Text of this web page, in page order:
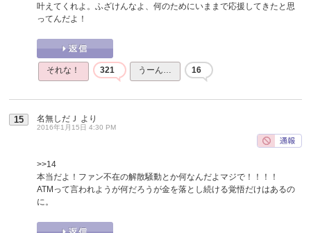
叶えてくれよ。ふざけんなよ、何のためにいままで応援してきたと思
ってんだよ！
それな！ 321 うーん… 16
15 名無しだＪ より
2016年1月15日 4:30 PM
>>14
本当だよ！ファン不在の解散騒動とか何なんだよマジで！！！！
ATMって言われようが何だろうが金を落とし続ける覚悟だけはあるの
に。